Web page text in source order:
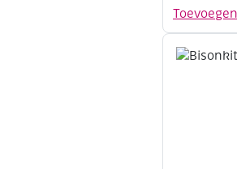
Toevoegen
gram
aantal